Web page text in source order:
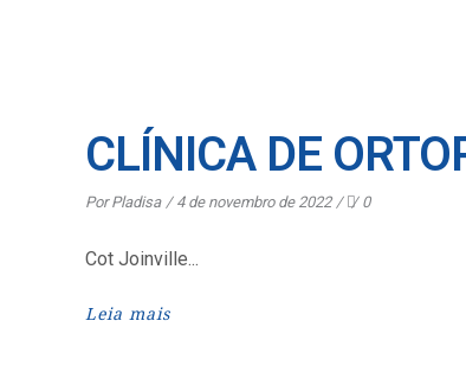
CLÍNICA DE
Por Pladisa 4 de novembro de 2022 0
Cot Joinville
Leia mais